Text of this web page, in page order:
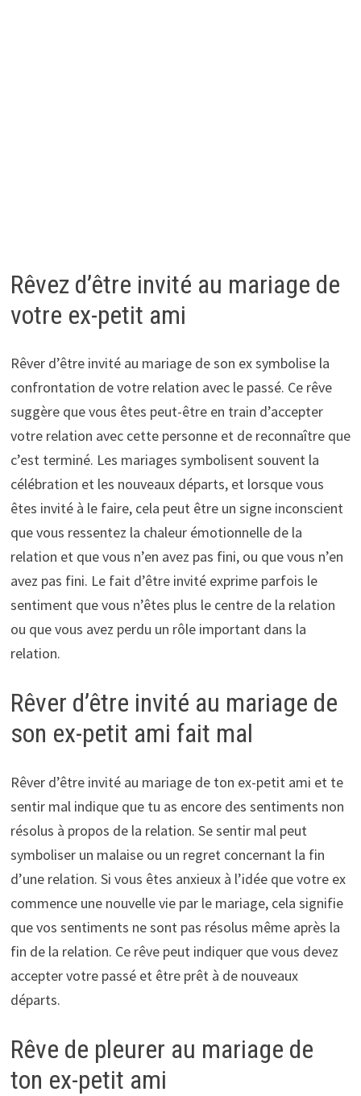
Rêvez d’être invité au mariage de
votre ex-petit ami
Rêver d’être invité au mariage de son ex symbolise la
confrontation de votre relation avec le passé. Ce rêve
suggère que vous êtes peut-être en train d’accepter
votre relation avec cette personne et de reconnaître que
c’est terminé. Les mariages symbolisent souvent la
célébration et les nouveaux départs, et lorsque vous
êtes invité à le faire, cela peut être un signe inconscient
que vous ressentez la chaleur émotionnelle de la
relation et que vous n’en avez pas fini, ou que vous n’en
avez pas fini. Le fait d’être invité exprime parfois le
sentiment que vous n’êtes plus le centre de la relation
ou que vous avez perdu un rôle important dans la
relation.
Rêver d’être invité au mariage de
son ex-petit ami fait mal
Rêver d’être invité au mariage de ton ex-petit ami et te
sentir mal indique que tu as encore des sentiments non
résolus à propos de la relation. Se sentir mal peut
symboliser un malaise ou un regret concernant la fin
d’une relation. Si vous êtes anxieux à l’idée que votre ex
commence une nouvelle vie par le mariage, cela signifie
que vos sentiments ne sont pas résolus même après la
fin de la relation. Ce rêve peut indiquer que vous devez
accepter votre passé et être prêt à de nouveaux
départs.
Rêve de pleurer au mariage de
ton ex-petit ami